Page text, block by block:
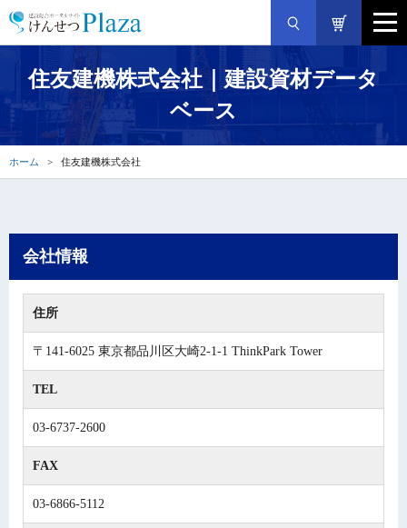
住友建機株式会社｜建設資材データ
ベース
ホーム 住友建機株式会社
会社情報
住所
〒141-6025 東京都品川区大崎2-1-1 ThinkPark Tower
TEL
03-6737-2600
FAX
03-6866-5112